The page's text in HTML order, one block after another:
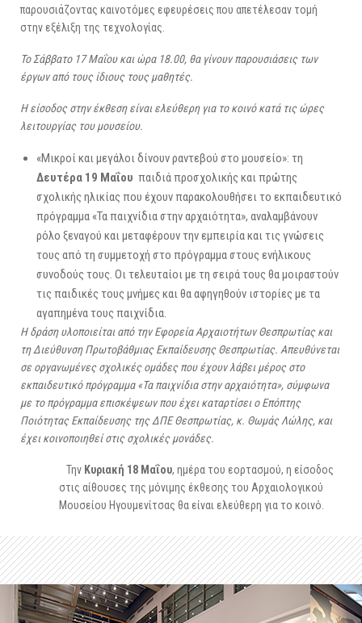
παρουσιάζοντας καινοτόμες εφευρέσεις που απετέλεσαν τομή
στην εξέλιξη της τεχνολογίας.
Το Σάββατο 17 Μαΐου και ώρα 18.00, θα γίνουν παρουσιάσεις των
έργων από τους ίδιους τους μαθητές.
Η είσοδος στην έκθεση είναι ελεύθερη για το κοινό κατά τις ώρες
λειτουργίας του μουσείου.
«Μικροί και μεγάλοι δίνουν ραντεβού στο μουσείο»: τη
Δευτέρα 19 Μαΐου παιδιά προσχολικής και πρώτης
σχολικής ηλικίας που έχουν παρακολουθήσει το εκπαιδευτικό
πρόγραμμα «Τα παιχνίδια στην αρχαιότητα», αναλαμβάνουν
ρόλο ξεναγού και μεταφέρουν την εμπειρία και τις γνώσεις
τους από τη συμμετοχή στο πρόγραμμα στους ενήλικους
συνοδούς τους. Οι τελευταίοι με τη σειρά τους θα μοιραστούν
τις παιδικές τους μνήμες και θα αφηγηθούν ιστορίες με τα
αγαπημένα τους παιχνίδια.
Η δράση υλοποιείται από την Εφορεία Αρχαιοτήτων Θεσπρωτίας και
τη Διεύθυνση Πρωτοβάθμιας Εκπαίδευσης Θεσπρωτίας. Απευθύνεται
σε οργανωμένες σχολικές ομάδες που έχουν λάβει μέρος στο
εκπαιδευτικό πρόγραμμα «Τα παιχνίδια στην αρχαιότητα», σύμφωνα
με το πρόγραμμα επισκέψεων που έχει καταρτίσει ο Επόπτης
Ποιότητας Εκπαίδευσης της ΔΠΕ Θεσπρωτίας, κ. Θωμάς Λώλης, και
έχει κοινοποιηθεί στις σχολικές μονάδες.
Την Κυριακή 18 Μαΐου, ημέρα του εορτασμού, η είσοδος
στις αίθουσες της μόνιμης έκθεσης του Αρχαιολογικού
Μουσείου Ηγουμενίτσας θα είναι ελεύθερη για το κοινό.